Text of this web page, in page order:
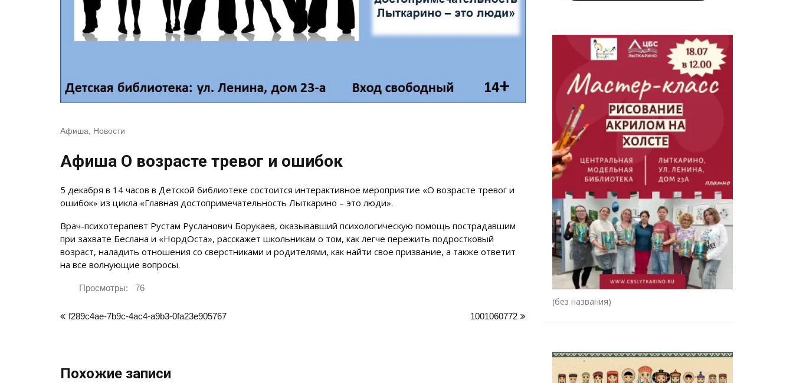
Афиша Новости
Афиша О возрасте тревог и ошибок
5 декабря в 14 часов в Детской библиотеке состоится интерактивное мероприятие «О возрасте тревог и
ошибок» из цикла «Главная достопримечательность Лыткарино – это люди».
Врач-психотерапевт Рустам Русланович Борукаев, оказывавший психологическую помощь пострадавшим
при захвате Беслана и «НордОста», расскажет школьникам о том, как легче пережить подростковый
возраст, наладить отношения со сверстниками и родителями, как найти свое призвание, а также ответит
на все волнующие вопросы.
Просмотры: 76
f289c4ae-7b9c-4ac4-a9b3-0fa23e905767 1001060772
Похожие записи
(без названия)